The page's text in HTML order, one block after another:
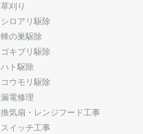
草刈り
シロアリ駆除
蜂の巣駆除
ゴキブリ駆除
ハト駆除
コウモリ駆除
漏電修理
換気扇・レンジフード工事
スイッチ工事